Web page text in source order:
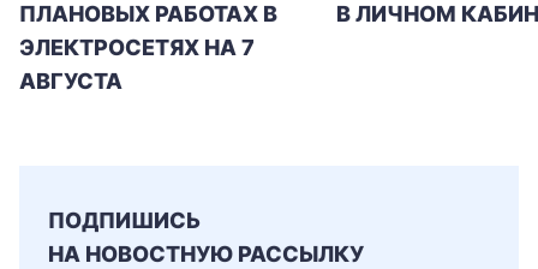
ПЛАНОВЫХ РАБОТАХ В
ЭЛЕКТРОСЕТЯХ НА 7
АВГУСТА
В ЛИЧНОМ
ПОДПИШИСЬ
НА НОВОСТНУЮ РАССЫЛКУ